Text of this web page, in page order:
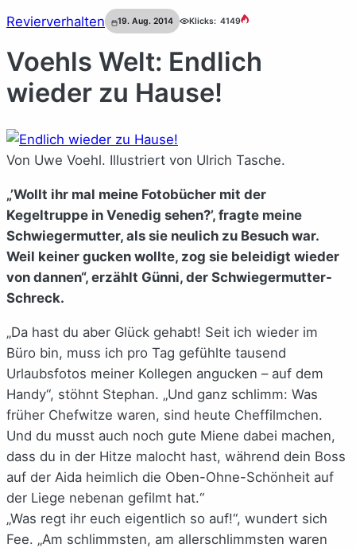
Revierverhalten 19. Aug. 2014 Klicks: 4149
Voehls Welt: Endlich
wieder zu Hause!
Von Uwe Voehl. Illustriert von Ulrich Tasche.
„’Wollt ihr mal meine Fotobücher mit der
Kegeltruppe in Venedig sehen?’, fragte meine
Schwiegermutter, als sie neulich zu Besuch war.
Weil keiner gucken wollte, zog sie beleidigt wieder
von dannen“, erzählt Günni, der Schwiegermutter-
Schreck.
„Da hast du aber Glück gehabt! Seit ich wieder im
Büro bin, muss ich pro Tag gefühlte tausend
Urlaubsfotos meiner Kollegen angucken – auf dem
Handy“, stöhnt Stephan. „Und ganz schlimm: Was
früher Chefwitze waren, sind heute Cheffilmchen.
Und du musst auch noch gute Miene dabei machen,
dass du in der Hitze malocht hast, während dein Boss
auf der Aida heimlich die Oben-Ohne-Schönheit auf
der Liege nebenan gefilmt hat.“
„Was regt ihr euch eigentlich so auf!“, wundert sich
Fee. „Am schlimmsten, am allerschlimmsten waren